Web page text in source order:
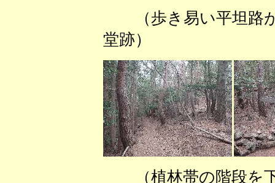
（歩き易い平
堂跡） （丸
（植林帯の